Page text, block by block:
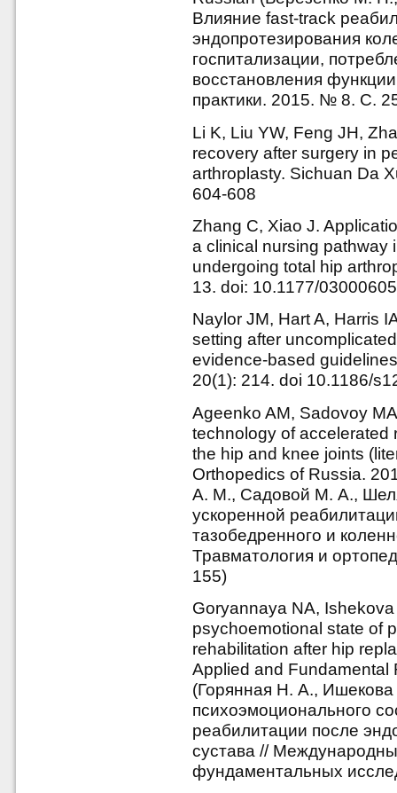
Влияние fast-track
эндопротезирования
госпитализации,
восстановления
практики. 2015. № 8. С.
Li K, Liu YW, Feng JH,
recovery after surgery in
arthroplasty. Sichuan Da
604-608
Zhang C, Xiao J.
a clinical nursing pathway
undergoing total hip
13. doi: 10.1177/
Naylor JM, Hart A, Harris
setting after
evidence-based
20(1): 214. doi 10.1186/
Ageenko AM, Sadovoy
technology of accelerated
the hip and knee joints
Orthopedics of Russia.
А. М., Садовой М. А.,
ускоренной
тазобедренного и
Травматология и
155)
Goryannaya NA,
psychoemotional state of
rehabilitation after hip
Applied and Fundamental
(Горянная Н. А.,
психоэмоционального
реабилитации после
сустава //
фундаментальных